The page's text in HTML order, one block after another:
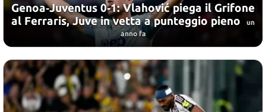
Genoa‑Juventus 0‑1: Vlahović piega il Grifone
al Ferraris, Juve in vetta a punteggio pieno
un
anno fa